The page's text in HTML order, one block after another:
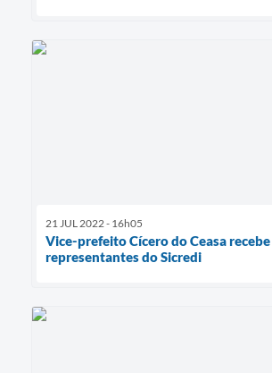
21 JUL 2022 - 16h05
Vice-prefeito Cícero do Ceasa recebe
representantes do Sicredi